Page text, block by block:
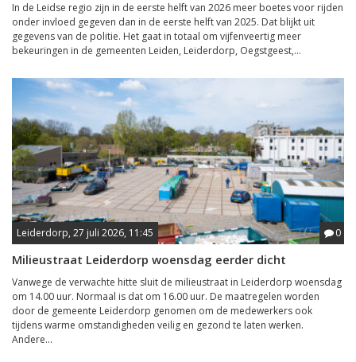
In de Leidse regio zijn in de eerste helft van 2026 meer boetes voor rijden
onder invloed gegeven dan in de eerste helft van 2025. Dat blijkt uit
gegevens van de politie. Het gaat in totaal om vijfenveertig meer
bekeuringen in de gemeenten Leiden, Leiderdorp, Oegstgeest,...
Leiderdorp, 27 juli 2026, 11:45 0
Milieustraat Leiderdorp woensdag eerder dicht
Vanwege de verwachte hitte sluit de milieustraat in Leiderdorp woensdag
om 14.00 uur. Normaal is dat om 16.00 uur. De maatregelen worden
door de gemeente Leiderdorp genomen om de medewerkers ook
tijdens warme omstandigheden veilig en gezond te laten werken.
Andere...